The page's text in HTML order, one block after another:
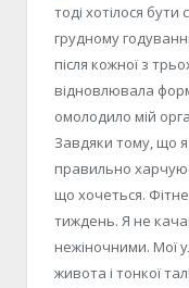
тоді хотілося
грудному
після кожної з
відновлювала
омолодило мій
Завдяки тому, що
правильно
що хочеться.
тиждень. Я не
нежіночними. Мої
живота і тонкої